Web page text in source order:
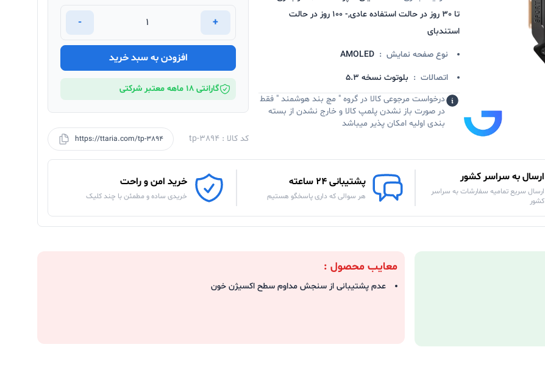
تا 30 روز در حالت استفاده عادی,- 100 روز در حالت
استندبای
نوع صفحه نمایش :
AMOLED
اتصالات : بلوتوث نسخه 5.3
درخواست مرجوعی کالا در گروه " مچ بند هوشمند " فقط
در صورت باز نشدن پلمپ کالا و خارج نشدن از بسته
بندی اولیه امکان پذیر میباشد
+
-
افزودن به سبد خرید
گارانتی 18 ماهه معتبر شرکتی
کد کالا : tp-3894 https://ttaria.com/tp-3894
ارسال به سراسر کشور
ارسال سریع تمامیه سفارشات به سراسر
کشور
پشتیبانی 24 ساعته
هر سوالی که داری پاسخگو هستیم
خرید امن و راحت
خریدی ساده و مطمئن با چند کلیک
معایب محصول :
عدم پشتیبانی از سنجش مداوم سطح اکسیژن خون